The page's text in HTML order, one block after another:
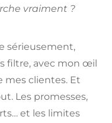
vraiment ?
sérieusement,
filtre, avec mon œil
mes clientes. Et
Les promesses,
et les limites